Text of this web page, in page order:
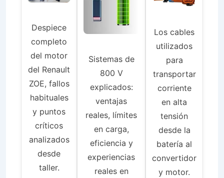
Despiece
completo
del motor
del Renault
ZOE, fallos
habituales
y puntos
críticos
analizados
desde
taller.
Sistemas de
800 V
explicados:
ventajas
reales, límites
en carga,
eficiencia y
experiencias
reales en
Los cables
utilizados
para
transportar
corriente
en alta
tensión
desde la
batería al
convertidor
y motor.